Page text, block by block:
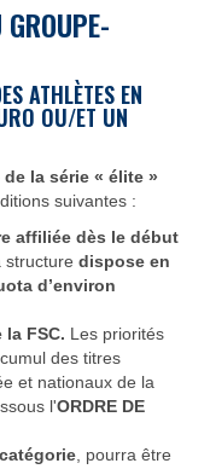
ATHLÈTES EN
OU/ET UN
la série « élite »
suivantes :
affiliée dès le début
structure dispose en
d’environ
FSC. Les priorités
des titres
et nationaux de la
l'ORDRE DE
, pourra être